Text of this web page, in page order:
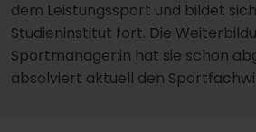
dem Leistungssport und bildet
Studieninstitut fort. Die
Sportmanager:in hat sie schon
absolviert aktuell den